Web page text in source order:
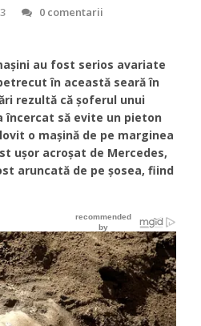
0 comentarii
au fost serios avariate
în această seară în
rezultă că șoferul unui
încercat să evite un pieton
o maşină de pe marginea
uşor acroşat de Mercedes,
aruncată de pe şosea, fiind